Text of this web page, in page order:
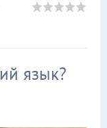
язык?